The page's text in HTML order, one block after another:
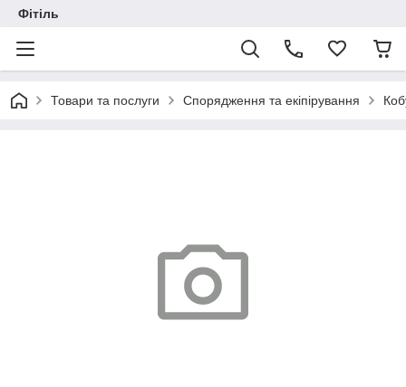
Фітіль
Товари та послуги Спорядження та екіпірування